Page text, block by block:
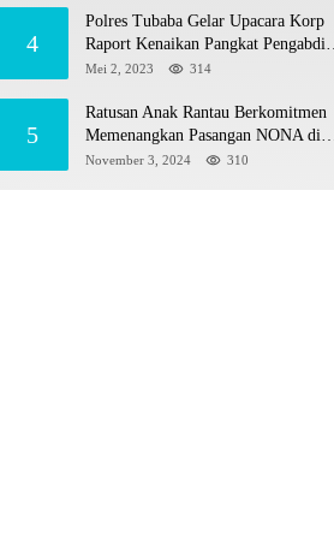
4
Polres Tubaba Gelar Upacara Korp
Raport Kenaikan Pangkat Pengabdian
AKP Alaidin Effendi
Mei 2, 2023 314
5
Ratusan Anak Rantau Berkomitmen
Memenangkan Pasangan NONA di
Pilkada Tubaba 2024
November 3, 2024 310